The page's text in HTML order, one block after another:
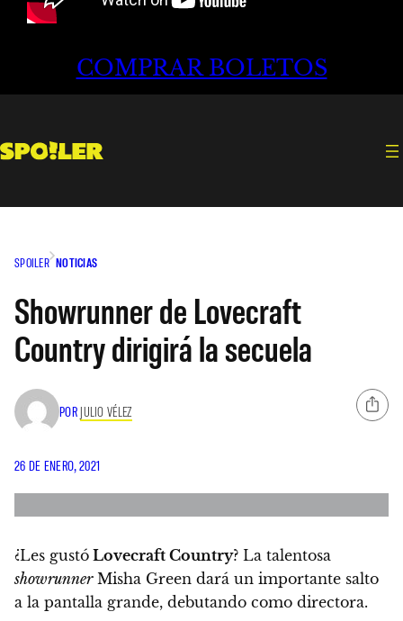
COMPRAR BOLETOS
SPOILER NOTICIAS
Showrunner de Lovecraft
Country dirigirá la secuela
POR JULIO VÉLEZ
26 DE ENERO, 2021
¿Les gustó Lovecraft Country? La talentosa
showrunnerMisha Green dará un importante salto
a la pantalla grande, debutando como directora.